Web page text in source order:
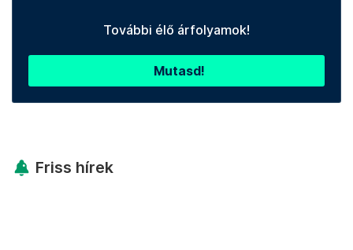
További élő árfolyamok!
Mutasd!
Friss hírek